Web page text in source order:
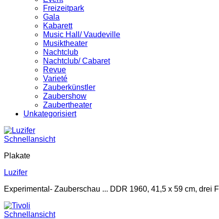
Freizeitpark
Gala
Kabarett
Music Hall/ Vaudeville
Musiktheater
Nachtclub
Nachtclub/ Cabaret
Revue
Varieté
Zauberkünstler
Zaubershow
Zaubertheater
Unkategorisiert
Schnellansicht
Plakate
Luzifer
Experimental- Zauberschau ... DDR 1960, 41,5 x 59 cm, drei
Schnellansicht